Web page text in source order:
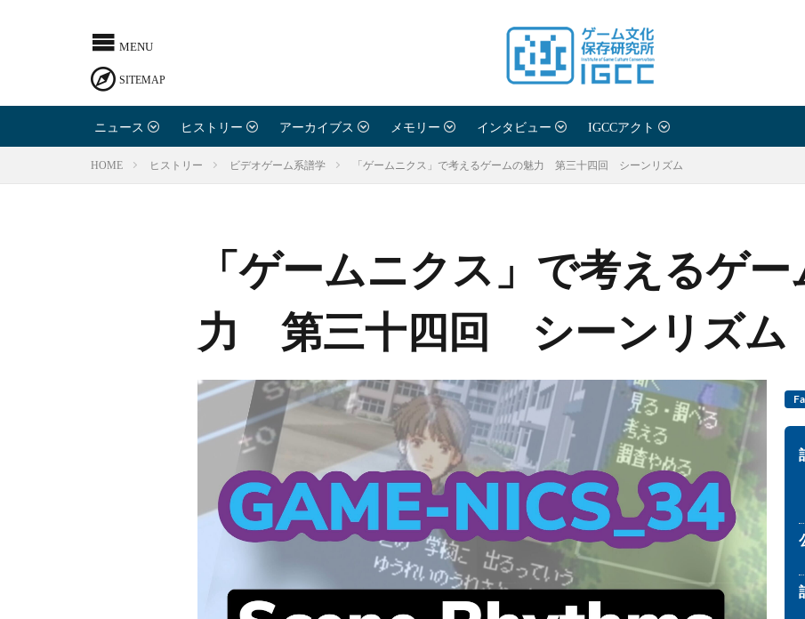
ニュース ヒストリー アーカイブス メモリー インタビュー IGCCアクト
HOME ヒストリー ビデオゲーム系譜学 「ゲームニクス」で考えるゲームの魅力 第三十四回 シーンリズム
「ゲームニクス」で考えるゲ
力 第三十四回 シーンリズム